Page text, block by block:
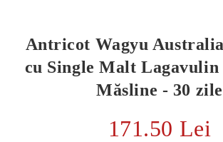
Antricot Wagyu
cu Single Malt Lagavulin
Măsline - 30 zile
171.50 Lei